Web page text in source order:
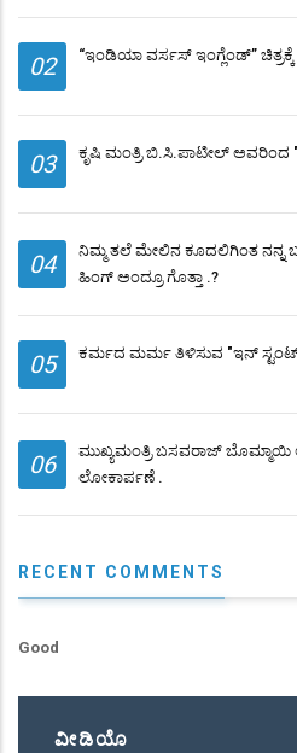
02 “ಇಂಡಿಯಾ ವರ್ಸಸ್ ಇಂಗ್ಲೆಂಡ್” ಚಿತ್ರಕ್ಕೆ
03 ಕೃಷಿ ಮಂತ್ರಿ ಬಿ.ಸಿ.ಪಾಟೀಲ್ ಅವರಿಂದ
04
ನಿಮ್ಮ ತಲೆ ಮೇಲಿನ ಕೂದಲಿಗಿಂತ ನನ್ನ
ಹಿಂಗ್ ಅಂದ್ರೂ ಗೊತ್ತಾ .?
05 ಕರ್ಮದ ಮರ್ಮ ತಿಳಿಸುವ "ಇನ್
06
ಮುಖ್ಯಮಂತ್ರಿ ಬಸವರಾಜ್
ಲೋಕಾರ್ಪಣೆ .
RECENT COMMENTS
Good
ವೀಡಿಯೊ